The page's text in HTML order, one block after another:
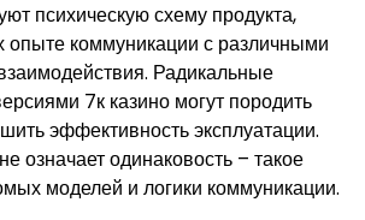
психическую схему продукта,
опыте коммуникации с различными
Радикальные
7к казино могут породить
эффективность эксплуатации.
означает одинаковость – такое
моделей и логики коммуникации.